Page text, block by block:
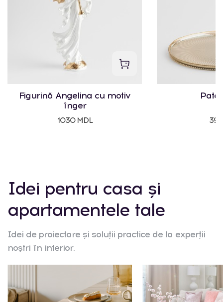
Figurină Angelina cu motiv
înger
1030 MDL
Idei pentru casa și
apartamentele tale
Idei de proiectare și soluții practice de la experții
noștri în interior.